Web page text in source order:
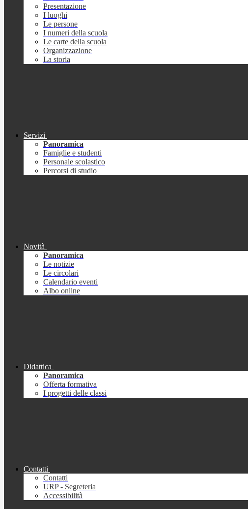
Presentazione
I luoghi
Le persone
I numeri della scuola
Le carte della scuola
Organizzazione
La storia
Servizi
Panoramica
Famiglie e studenti
Personale scolastico
Percorsi di studio
Novità
Panoramica
Le notizie
Le circolari
Calendario eventi
Albo online
Didattica
Panoramica
Offerta formativa
I progetti delle classi
Contatti
Contatti
URP - Segreteria
Accessibilità